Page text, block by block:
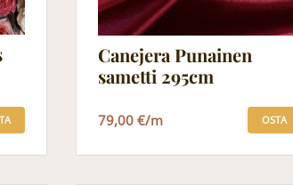
Canejera Punainen
sametti 295cm
79,00 €/m OSTA